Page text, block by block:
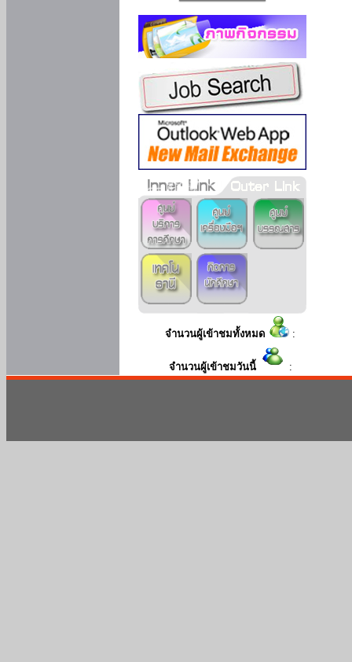
จำนวนผู้เข้าชมทั้งหมด :
จำนวนผู้เข้าชมวันนี้ :